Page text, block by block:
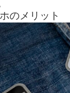
のメリット